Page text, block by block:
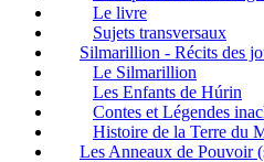
Le livre
Sujets transversaux
Silmarillion - Récits des
Le Silmarillion
Les Enfants de Húrin
Contes et Légendes
Histoire de la Terre du
Les Anneaux de Pouvoir